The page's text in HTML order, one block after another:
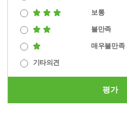
보통
불만족
매우불만족
기타의견
평가